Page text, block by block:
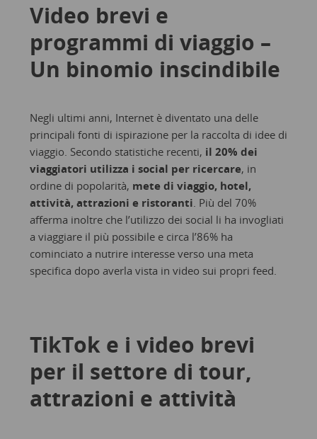
Video brevi e
programmi di viaggio –
Un binomio inscindibile
Negli ultimi anni, Internet è diventato una delle
principali fonti di ispirazione per la raccolta di idee di
viaggio. Secondo statistiche recenti, il 20% dei
viaggiatori utilizza i social per ricercare, in
ordine di popolarità, mete di viaggio, hotel,
attività, attrazioni e ristoranti. Più del 70%
afferma inoltre che l’utilizzo dei social li ha invogliati
a viaggiare il più possibile e circa l’86% ha
cominciato a nutrire interesse verso una meta
specifica dopo averla vista in video sui propri feed.
TikTok e i video brevi
per il settore di tour,
attrazioni e attività